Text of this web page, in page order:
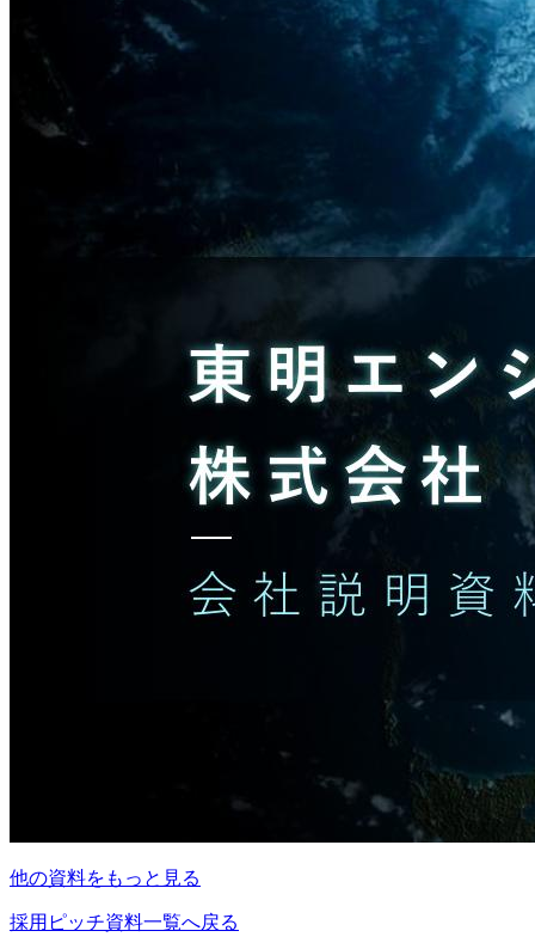
他の資料をもっと見る
採用ピッチ資料一覧へ戻る